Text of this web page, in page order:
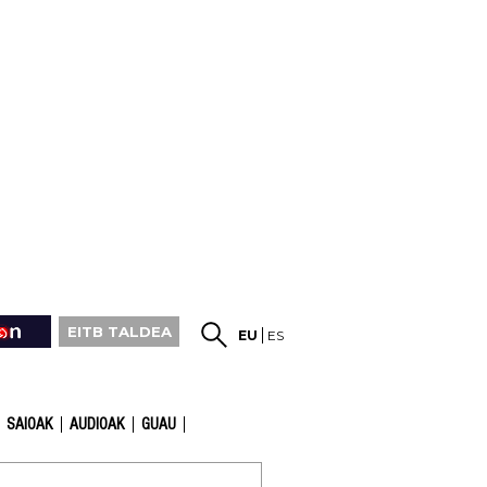
EITB TALDEA EU ES
SAIOAK AUDIOAK GUAU